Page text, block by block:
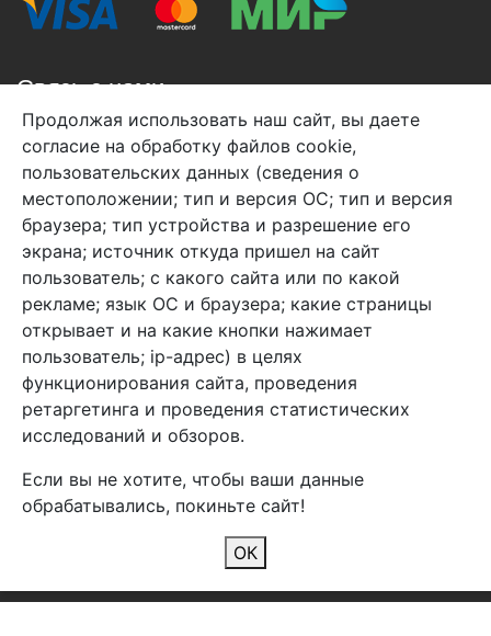
Связь с нами
+7 (495) 933-38-08
info@arben-textile.ru- оптовые продажи
Арбен текстиль г. Щелково, пер.
1-й Советский д.25, владение 2.
Мы в соц. сетях
Продолжая использовать наш сайт, вы даете
согласие на обработку файлов cookie,
пользовательских данных (сведения о
местоположении; тип и версия ОС; тип и версия
браузера; тип устройства и разрешение его
экрана; источник откуда пришел на сайт
пользователь; с какого сайта или по какой
рекламе; язык ОС и браузера; какие страницы
открывает и на какие кнопки нажимает
пользователь; ip-адрес) в целях
функционирования сайта, проведения
ретаргетинга и проведения статистических
исследований и обзоров.
Если вы не хотите, чтобы ваши данные
обрабатывались, покиньте сайт!
ОК